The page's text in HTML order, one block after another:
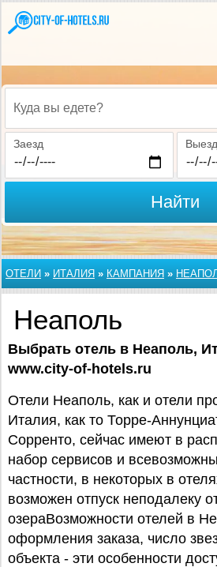
Куда вы едете?
Заезд Выезд
Найти
ОТЕЛИ » ИТАЛИЯ » КАМПАНИЯ »
Неаполь
Выбрать отель в Неаполь,
www.city-of-hotels.ru
Отели Неаполь, как и отели
Италия, как то Торре-
Сорренто, сейчас имеют в
набор сервисов и
частности, в некоторых в
возможен отпуск неподалеку
озераВозможности отелей в
оформления заказа, число
объекта - эти особенности